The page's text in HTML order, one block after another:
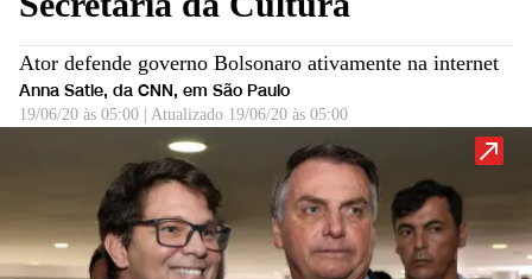
Ator defende governo Bolsonaro ativamente na internet
Anna Satie, da CNN, em São Paulo
19/06/20 às 05:00 Atualizado 19/06/20 às 05:00